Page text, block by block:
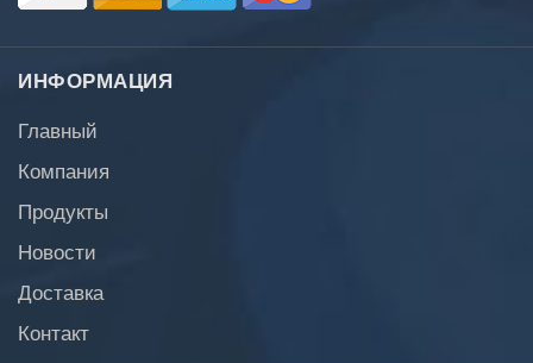
ИНФОРМАЦИЯ
Главный
Компания
Продукты
Новости
Доставка
Контакт